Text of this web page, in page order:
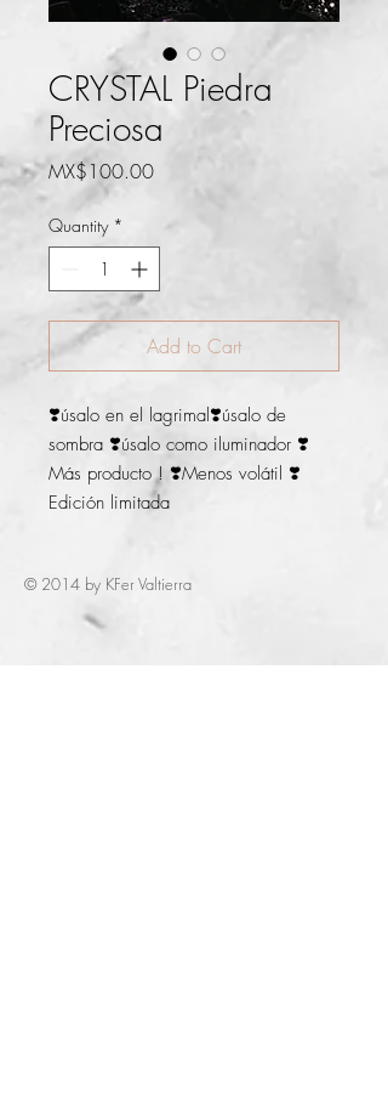
CRYSTAL Piedra
Preciosa
MX$100.00Price
Quantity *
Add to Cart
❣️úsalo en el lagrimal❣️úsalo de
sombra ❣️úsalo como iluminador ❣️
Más producto ! ❣️Menos volátil ❣️
Edición limitada
© 2014 by KFer Valtierra